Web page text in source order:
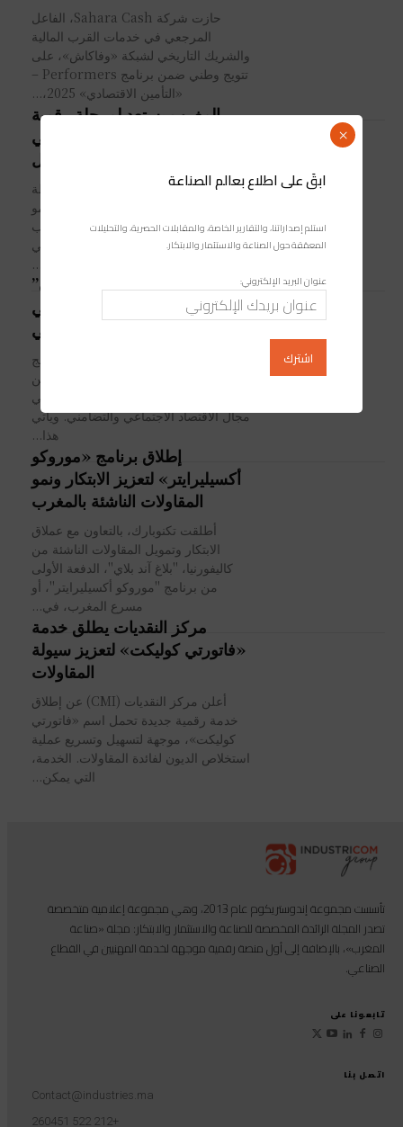
حازت شركة Sahara Cash، الفاعل
المرجعي في خدمات القرب المالية
والشريك التاريخي لشبكة «وفاكاش»، على
تتويج وطني ضمن برنامج Performers –
«التأمين الاقتصادي» 2025،...
المغرب يستعد لمرحلة رقمية
جديدة عبر برنامج تدريبي مجاني
من غوغل
تستعد المقاولات الصغيرة والمتوسطة
المغربية لدخول مرحلة جديدة من النمو
والابتكار داخل القارة الإفريقية، عقب
الإعلان عن إطلاق برنامج تدريب رقمي
مجاني يركز على...
إطلاق برنامج “تحفيز-نسوة”
لدعم ريادة الأعمال النسائية في
الاقتصاد الاجتماعي والتضامني
تم، اليوم الثلاثاء بمدينة سلا، إطلاق برنامج
"تحفيز-نسوة" الذي يهدف إلى تمكين
النساء اقتصاديا عبر دعم ريادة الأعمال في
مجال الاقتصاد الاجتماعي والتضامني. ويأتي
هذا...
إطلاق برنامج «موروكو
أكسيليرايتر» لتعزيز الابتكار ونمو
المقاولات الناشئة بالمغرب
أطلقت تكنوبارك، بالتعاون مع عملاق
الابتكار وتمويل المقاولات الناشئة من
كاليفورنيا، "بلاغ آند بلاي"، الدفعة الأولى
من برنامج "موروكو أكسيليرايتر"، أو
مسرع المغرب، في...
مركز النقديات يطلق خدمة
«فاتورتي كوليكت» لتعزيز سيولة
المقاولات
أعلن مركز النقديات (CMI) عن إطلاق
خدمة رقمية جديدة تحمل اسم «فاتورتي
كوليكت»، موجهة لتسهيل وتسريع عملية
استخلاص الديون لفائدة المقاولات. الخدمة،
التي يمكن...
اتصل بنا
Contact@industries.ma
+212 522 260451
تأسست مجموعة إندوستريكوم عام 2013، وهي مجموعة إعلامية متخصصة
تصدر المجلة الرائدة المخصصة للصناعة والاستثمار والابتكار: مجلة «صناعة
المغرب»، بالإضافة إلى أول منصة رقمية موجهة لخدمة المهنيين في القطاع
الصناعي.
تابعونا على
ابقَ على اطلاع بعالم الصناعة
استلم إصداراتنا، والتقارير الخاصة، والمقابلات الحصرية، والتحليلات
المعمّقة حول الصناعة والاستثمار والابتكار.
عنوان البريد الإلكتروني:
×